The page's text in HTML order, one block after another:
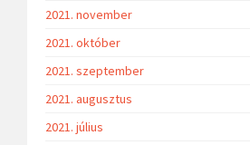
2021. november
2021. október
2021. szeptember
2021. augusztus
2021. július